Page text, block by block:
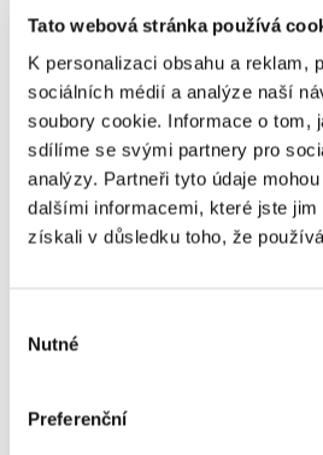
Tato webová stránka používá
K personalizaci obsahu a reklam,
sociálních médií a analýze naší
soubory cookie. Informace o tom,
sdílíme se svými partnery pro
analýzy. Partneři tyto údaje
dalšími informacemi, které jste
získali v důsledku toho, že
souhlasu
Nutné
Preferenční
Holešovicích. Já jsem
udělala kvůli své
odsouhlasila jsem společný
obchodní partnerkou, která
čalouněný sedací a lehací
se tato paní záhy ukázala
neseriózní člověk, po pěti
mně zbylo na krku sto
pražském trhu nabízet
a postele. A od té doby se
jenom z dílny firmy Polstrin.